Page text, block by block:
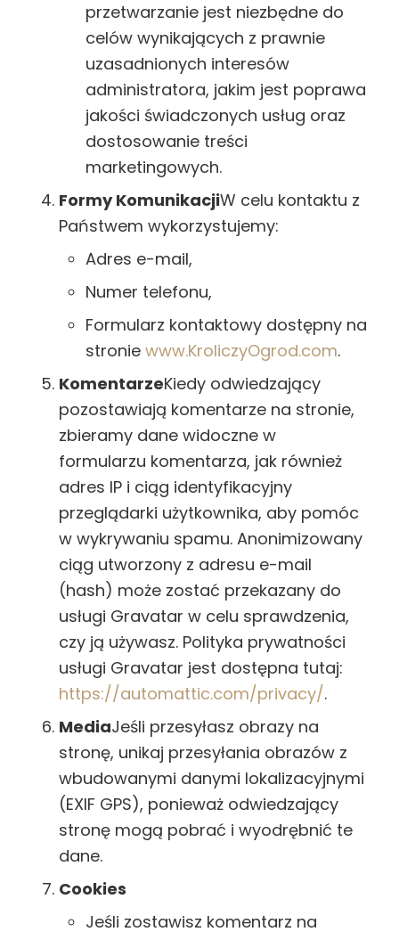
przetwarzanie jest niezbędne do
celów wynikających z prawnie
uzasadnionych interesów
administratora, jakim jest poprawa
jakości świadczonych usług oraz
dostosowanie treści
marketingowych.
Formy KomunikacjiW celu kontaktu z
Państwem wykorzystujemy:
Adres e-mail,
Numer telefonu,
Formularz kontaktowy dostępny na
stronie www.KroliczyOgrod.com.
KomentarzeKiedy odwiedzający
pozostawiają komentarze na stronie,
zbieramy dane widoczne w
formularzu komentarza, jak również
adres IP i ciąg identyfikacyjny
przeglądarki użytkownika, aby pomóc
w wykrywaniu spamu. Anonimizowany
ciąg utworzony z adresu e-mail
(hash) może zostać przekazany do
usługi Gravatar w celu sprawdzenia,
czy ją używasz. Polityka prywatności
usługi Gravatar jest dostępna tutaj:
https://automattic.com/privacy/.
MediaJeśli przesyłasz obrazy na
stronę, unikaj przesyłania obrazów z
wbudowanymi danymi lokalizacyjnymi
(EXIF GPS), ponieważ odwiedzający
stronę mogą pobrać i wyodrębnić te
dane.
Cookies
Jeśli zostawisz komentarz na